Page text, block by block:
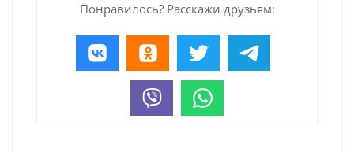
Понравилось? Расскажи друзьям: